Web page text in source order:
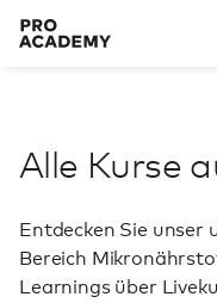
Alle Kurse
Entdecken Sie unser
Bereich
Learnings über